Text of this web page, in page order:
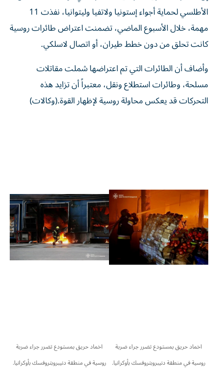
الأطلسي لحماية أجواء إستونيا ولاتفيا وليتوانيا، نفذت 11
مهمة، خلال الأسبوع الماضي، تضمنت اعتراض طائرات روسية
كانت تحلق من دون خطط طيران، أو اتصال لاسلكي.
وأضاف أن الطائرات التي تم اعتراضها شملت مقاتلات
مسلحة، وطائرات استطلاع ونقل، معتبراً أن تزايد هذه
التحركات قد يعكس محاولة روسية لإظهار القوة.(وكالات)
اخماد حريق بمستودع تضرر جراء ضربة
روسية في منطقة دنيبروبتروفسك بأوكرانيا.
اخماد حريق بمستودع تضرر جراء ضربة
روسية في منطقة دنيبروبتروفسك بأوكرانيا.